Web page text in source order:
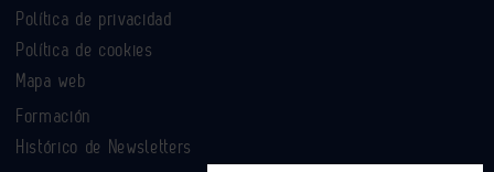
Política de privacidad
Política de cookies
Mapa web
Formación
Histórico de Newsletters